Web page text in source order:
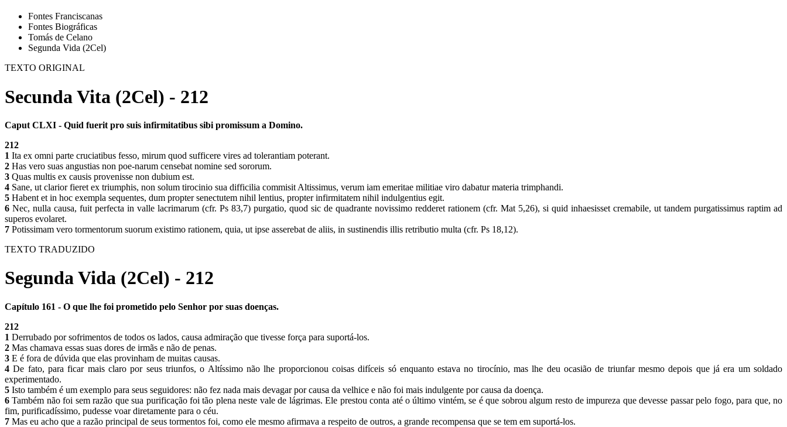
Fontes Franciscanas
Fontes Biográficas
Tomás de Celano
Segunda Vida (2Cel)
TEXTO ORIGINAL
Secunda Vita (2Cel) - 212
Caput CLXI - Quid fuerit pro suis infirmitatibus sibi promissum a Domino.
212
1 Ita ex omni parte cruciatibus fesso, mirum quod sufficere vires ad tolerantiam poterant.
2 Has vero suas angustias non poe-narum censebat nomine sed sororum.
3 Quas multis ex causis provenisse non dubium est.
4 Sane, ut clarior fieret ex triumphis, non solum tirocinio sua difficilia commisit Altissimus, verum iam emeritae militiae viro dabatur materia trimphandi.
5 Habent et in hoc exempla sequentes, dum propter senectutem nihil lentius, propter infirmitatem nihil indulgentius egit.
6 Nec, nulla causa, fuit perfecta in valle lacrimarum (cfr. Ps 83,7) purgatio, quod sic de quadrante novissimo redderet rationem (cfr. Mat 5,26), si quid inhaesisset cremabile, ut tandem purgatissimus raptim ad
superos evolaret.
7 Potissimam vero tormentorum suorum existimo rationem, quia, ut ipse asserebat de aliis, in sustinendis illis retributio multa (cfr. Ps 18,12).
TEXTO TRADUZIDO
Segunda Vida (2Cel) - 212
Capítulo 161 - O que lhe foi prometido pelo Senhor por suas doenças.
212
1 Derrubado por sofrimentos de todos os lados, causa admiração que tivesse força para suportá-los.
2 Mas chamava essas suas dores de irmãs e não de penas.
3 E é fora de dúvida que elas provinham de muitas causas.
4 De fato, para ficar mais claro por seus triunfos, o Altíssimo não lhe proporcionou coisas difíceis só enquanto estava no tirocínio, mas lhe deu ocasião de triunfar mesmo depois que já era um soldado
experimentado.
5 Isto também é um exemplo para seus seguidores: não fez nada mais devagar por causa da velhice e não foi mais indulgente por causa da doença.
6 Também não foi sem razão que sua purificação foi tão plena neste vale de lágrimas. Ele prestou conta até o último vintém, se é que sobrou algum resto de impureza que devesse passar pelo fogo, para que, no
fim, purificadíssimo, pudesse voar diretamente para o céu.
7 Mas eu acho que a razão principal de seus tormentos foi, como ele mesmo afirmava a respeito de outros, a grande recompensa que se tem em suportá-los.